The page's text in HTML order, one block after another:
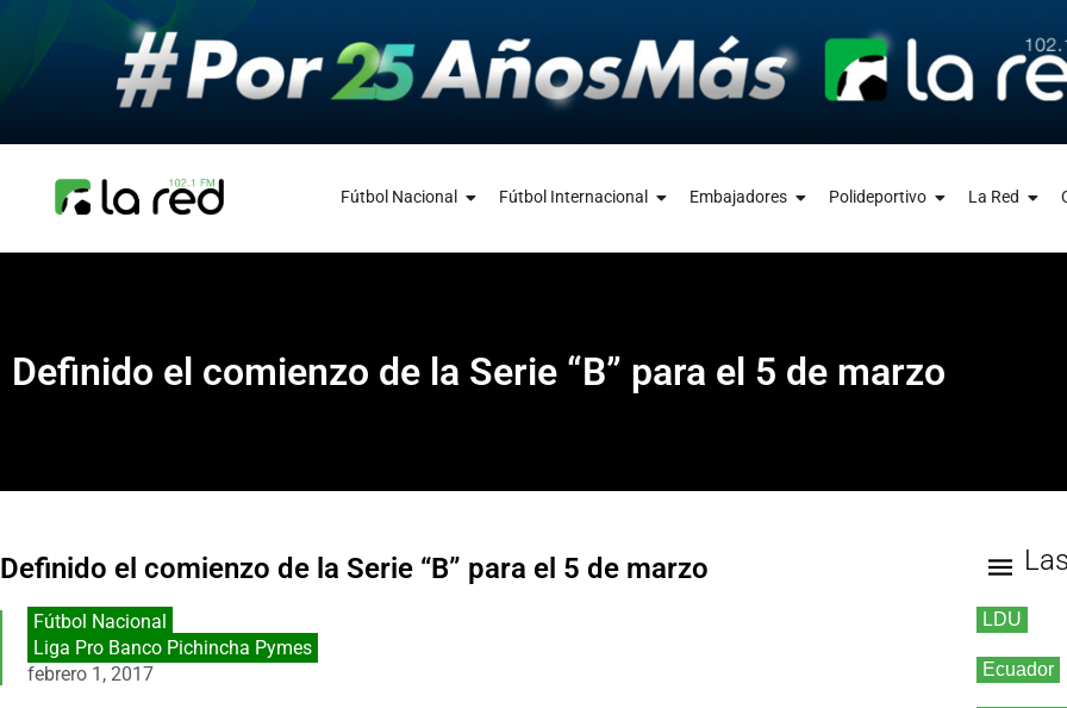
Fútbol Nacional Fútbol Internacional Embajadores Polideportivo La Red
Definido el comienzo de la Serie “B” para el 5 de marzo
Definido el comienzo de la Serie “B” para el 5 de marzo
Fútbol Nacional
Liga Pro Banco Pichincha Pymes
febrero 1, 2017
LDU
Ecuador